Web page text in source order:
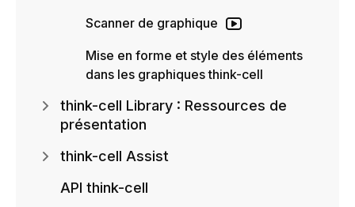
Scanner de graphique
Mise en forme et style des éléments
dans les graphiques think-cell
think-cell Library : Ressources de
présentation
think-cell Assist
API think-cell